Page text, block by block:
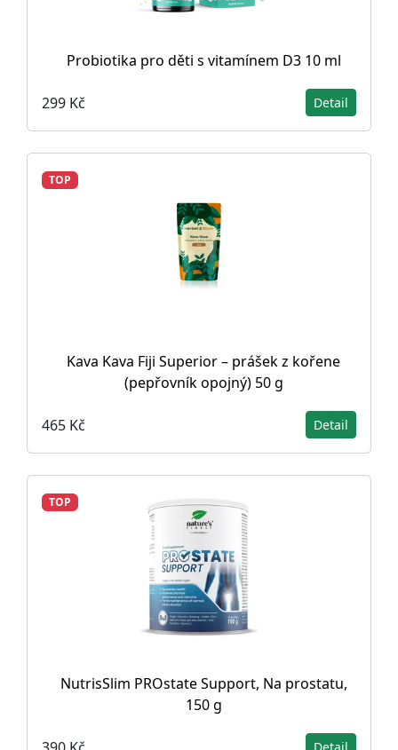
Probiotika pro děti s vitamínem D3 10 ml
299 Kč Detail
TOP
Kava Kava Fiji Superior – prášek z kořene
(pepřovník opojný) 50 g
465 Kč Detail
TOP
NutrisSlim PROstate Support, Na prostatu,
150 g